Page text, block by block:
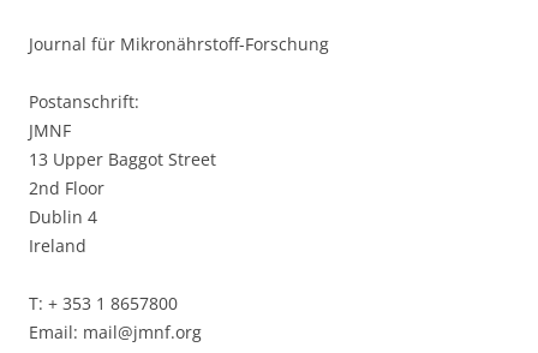
Journal für Mikronährstoff-Forschung
Postanschrift:
JMNF
13 Upper Baggot Street
2nd Floor
Dublin 4
Ireland
T: + 353 1 8657800
Email: mail@jmnf.org